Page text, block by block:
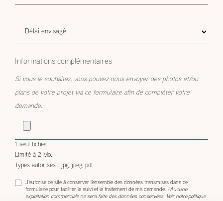
estimatif
Délai
envisagé
Délai envisagé
Informations complémentaires
Si vous le souhaitez, vous pouvez nous envoyer des photos et/ou
plans de votre projet via ce formulaire afin de compléter votre
demande.
1 seul fichier.
Limité à 2 Mo.
Types autorisés : jpg, jpeg, pdf.
J'autorise ce site à conserver l'ensemble des données transmises dans ce
formulaire pour faciliter le suivi et le traitement de ma demande. (Aucune
exploitation commerciale ne sera faite des données conservées. Voir notrepolitique